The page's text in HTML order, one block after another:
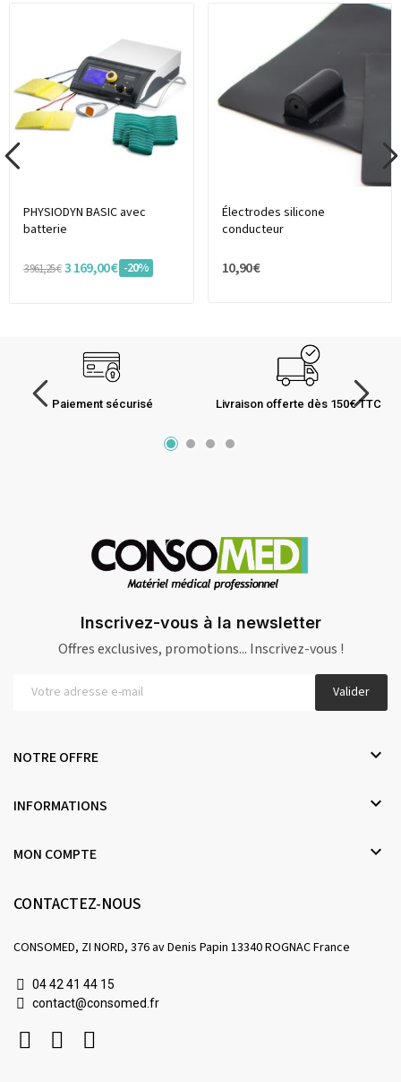
PHYSIODYN BASIC avec
batterie
3 961,25 €3 169,00 € -20%
Électrodes silicone
conducteur
10,90 €
Paiement sécurisé Livraison offerte dès 150€ TTC
Inscrivez-vous à la newsletter
Offres exclusives, promotions... Inscrivez-vous !
Valider
NOTRE OFFRE 
INFORMATIONS 
MON COMPTE 
CONTACTEZ-NOUS
CONSOMED, ZI NORD, 376 av Denis Papin 13340 ROGNAC France
04 42 41 44 15
contact@consomed.fr